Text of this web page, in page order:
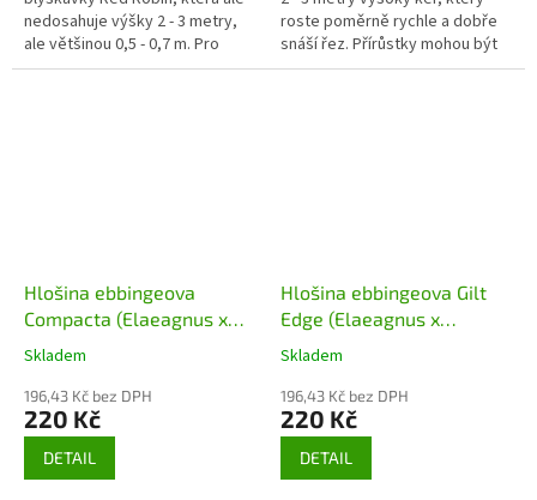
nedosahuje výšky 2 - 3 metry,
ale většinou 0,5 - 0,7 m. Pro
svou velikost se hodí i do velmi
roste poměrně rychle a dobře
snáší řez. Přírůstky mohou být
30 - 50 cm/rok. Nejnápadnější a
Hlošina ebbingeova
Compacta (Elaeagnus x
ebbingei Compacta)
Skladem
196,43 Kč bez DPH
220 Kč
DETAIL
Hlošina ebbingeova Gilt
Edge (Elaeagnus x
ebbingei Gilt Edge)
Skladem
196,43 Kč bez DPH
220 Kč
DETAIL